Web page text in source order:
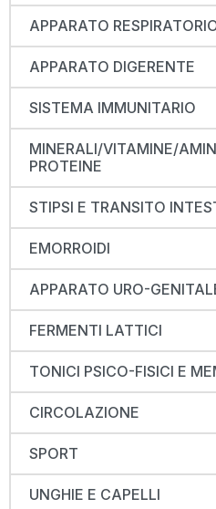
APPARATO
APPARATO DIGERENTE
SISTEMA IMMUNITARIO
MINERALI/VITAMINE/
PROTEINE
STIPSI E TRANSITO
EMORROIDI
APPARATO URO-
FERMENTI LATTICI
TONICI PSICO-FISICI E
CIRCOLAZIONE
SPORT
UNGHIE E CAPELLI